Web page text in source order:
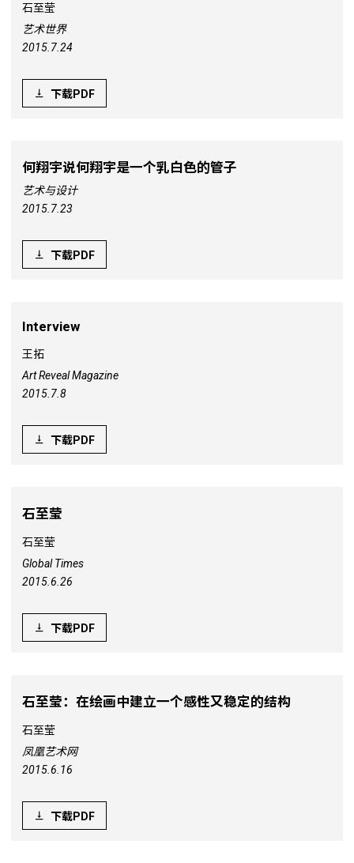
石至莹
艺术世界
2015.7.24
下载PDF
何翔宇说何翔宇是一个乳白色的管子
艺术与设计
2015.7.23
下载PDF
Interview
王拓
Art Reveal Magazine
2015.7.8
下载PDF
石至莹
石至莹
Global Times
2015.6.26
下载PDF
石至莹：在绘画中建立一个感性又稳定的结构
石至莹
凤凰艺术网
2015.6.16
下载PDF